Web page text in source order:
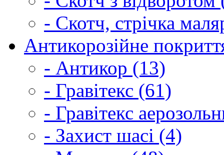
- Скотч, стрічка
Антикорозійне
- Антикор (13)
- Гравітекс (61)
- Гравітекс
- Захист шасі (4)